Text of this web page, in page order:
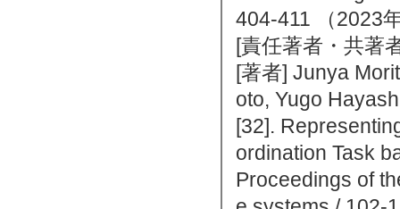
404-411 （2023
[責任著者・共著
[著者] Junya
oto, Yugo
[32].
ordination Task
Proceedings of